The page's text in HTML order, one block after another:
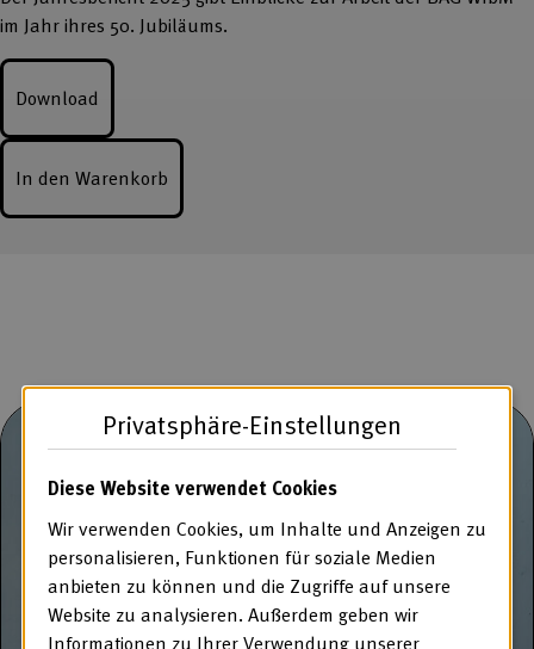
im Jahr ihres 50. Jubiläums.
Download
In den Warenkorb
Privatsphäre-Einstellungen
Diese Website verwendet Cookies
Wir verwenden Cookies, um Inhalte und Anzeigen zu
personalisieren, Funktionen für soziale Medien
anbieten zu können und die Zugriffe auf unsere
Website zu analysieren. Außerdem geben wir
Informationen zu Ihrer Verwendung unserer